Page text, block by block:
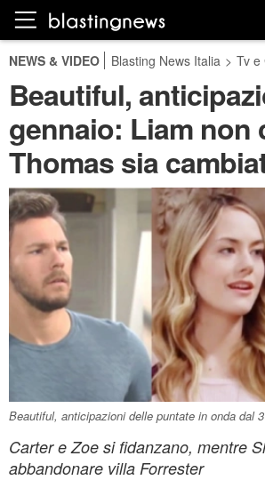
NEWS & VIDEO Blasting News Italia > Tv e
Beautiful,
gennaio: Liam non
Thomas sia
Beautiful, anticipazioni delle puntate in onda dal
Carter e Zoe si fidanzano, mentre
abbandonare villa Forrester